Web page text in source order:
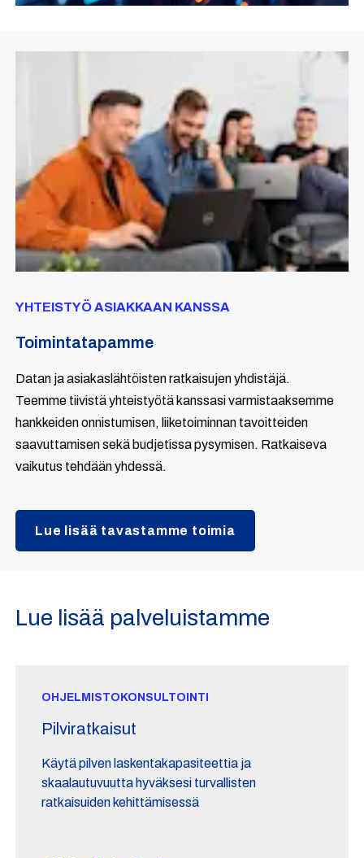
YHTEISTYÖ ASIAKKAAN KANSSA
Toimintatapamme
Datan ja asiakaslähtöisten ratkaisujen yhdistäjä.
Teemme tiivistä yhteistyötä kanssasi varmistaaksemme
hankkeiden onnistumisen, liiketoiminnan tavoitteiden
saavuttamisen sekä budjetissa pysymisen. Ratkaiseva
vaikutus tehdään yhdessä.
Lue lisää tavastamme toimia
Lue lisää palveluistamme
OHJELMISTOKONSULTOINTI
Pilviratkaisut
Käytä pilven laskentakapasiteettia ja
skaalautuvuutta hyväksesi turvallisten
ratkaisuiden kehittämisessä